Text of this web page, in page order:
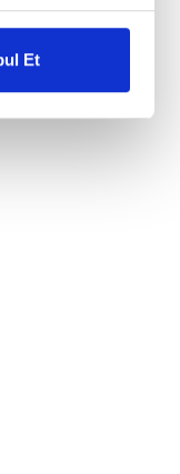
Bu
için Ayarlar
ilgili
Et